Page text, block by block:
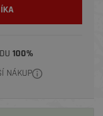
100%
NÁKUP